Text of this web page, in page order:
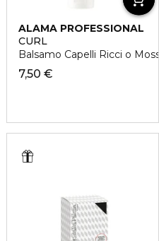
ALAMA PROFESSIONAL
CURL
Balsamo Capelli Ricci o Mossi
7,50 €